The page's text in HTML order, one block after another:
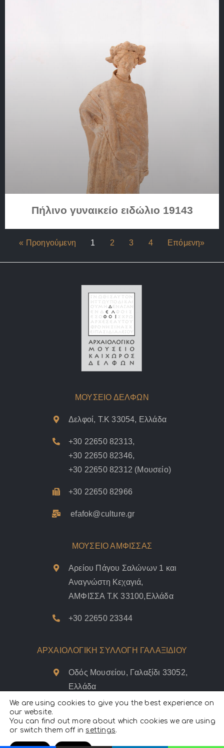
Πήλινο γυναικείο ειδώλιο 19143
« Προηγούμενη 1 2 3 4 Επόμενη»
ΜΟΥΣΕΙΟ ΔΕΛΦΩΝ
Δελφοί, Τ.Κ 33054, Ελλάδα
+30 22650 82313,
+30 22650 82346,
+30 22650 82312 (Μουσείο)
+30 22650 82966
efafok@culture.gr
ΜΟΥΣΕΙΟ ΑΜΦΙΣΣΑΣ
Αρείου Πάγου Σαλώνων 1 και
Αναγνώστη Κεχαγιά,
ΑΜΦΙΣΣΑ Τ.Κ 33100,Ελλάδα
+30 22650 23344
ΑΡΧΑΙΟΛΟΓΙΚΗ ΣΥΛΛΟΓΗ ΓΑΛΑΞΙΔΙΟΥ
Οδός Μουσείου, Γαλαξίδι 33052,
Ελλάδα
+30 22650 41558
We are using cookies to give you the best experience on
our website.
You can find out more about which cookies we are using
or switch them off in settings.